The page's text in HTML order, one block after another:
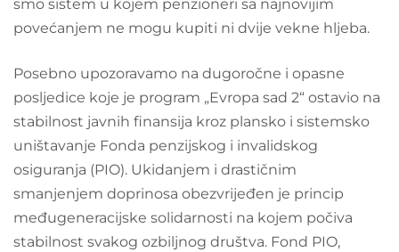
smo sistem u kojem penzioneri sa najnovijim
povećanjem ne mogu kupiti ni dvije vekne hljeba.
Posebno upozoravamo na dugoročne i opasne
posljedice koje je program „Evropa sad 2“ ostavio na
stabilnost javnih finansija kroz plansko i sistemsko
uništavanje Fonda penzijskog i invalidskog
osiguranja (PIO). Ukidanjem i drastičnim
smanjenjem doprinosa obezvrijeđen je princip
međugeneracijske solidarnosti na kojem počiva
stabilnost svakog ozbiljnog društva. Fond PIO,